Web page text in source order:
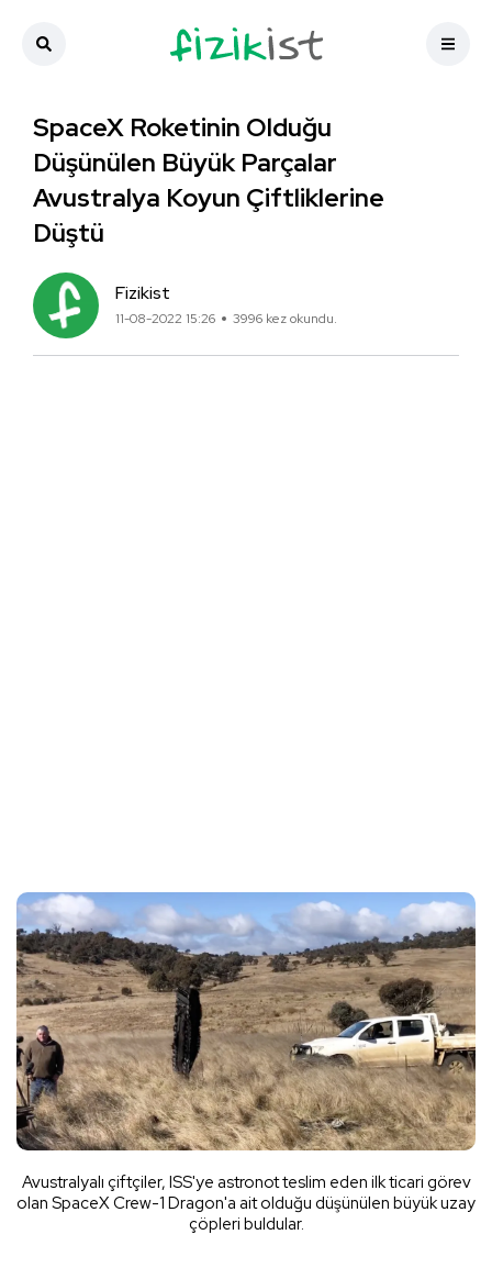
SpaceX Roketinin Olduğu
Düşünülen Büyük Parçalar
Avustralya Koyun Çiftliklerine
Düştü
Fizikist
11-08-2022 15:26 3996 kez okundu.
Avustralyalı çiftçiler, ISS'ye astronot teslim eden ilk ticari görev
olan SpaceX Crew-1 Dragon'a ait olduğu düşünülen büyük uzay
çöpleri buldular.